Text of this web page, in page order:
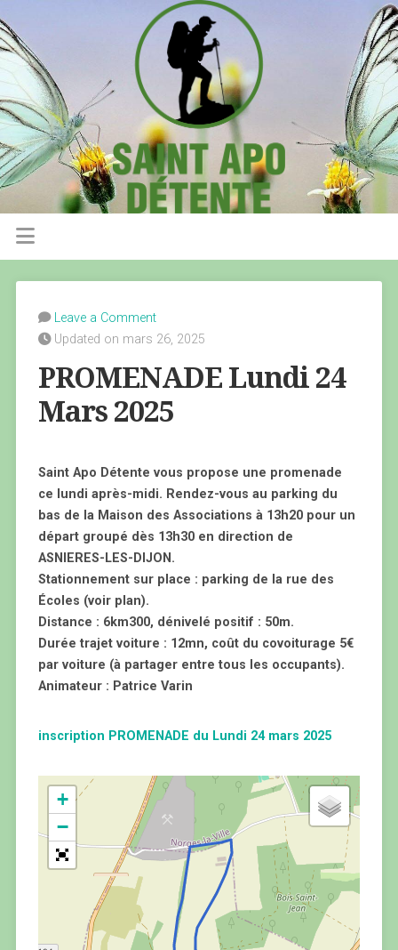
Leave a Comment
Updated on mars 26, 2025
PROMENADE Lundi 24
Mars 2025
Saint Apo Détente vous propose une promenade
ce lundi après-midi. Rendez-vous au parking du
bas de la Maison des Associations à 13h20 pour un
départ groupé dès 13h30 en direction de
ASNIERES-LES-DIJON.
Stationnement sur place : parking de la rue des
Écoles (voir plan).
Distance : 6km300, dénivelé positif : 50m.
Durée trajet voiture : 12mn, coût du covoiturage 5€
par voiture (à partager entre tous les occupants).
Animateur : Patrice Varin
inscription PROMENADE du Lundi 24 mars 2025
+
−